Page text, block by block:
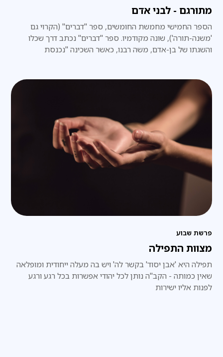
מתוּרגם - לבני אדם
הספר החמישי מחמשת החומשים, ספר "דברים" (הקרוי גם
'משנה-תורה'), שונה מקודמיו. ספר "דברים" נכתב דרך שכלו
והשגתו של בן-אדם, משה רבנו, כאשר השכינה "נכנסת
פרשת שבוע
מצוות התפילה
תפילה היא 'אבן יסוד' בקשר לה' ויש בה מעלה ייחודית ומופלאה
שאין כמותה - הקב"ה נותן לכל יהודי אפשרות בכל רגע ורגע
לפנות אליו ישירות